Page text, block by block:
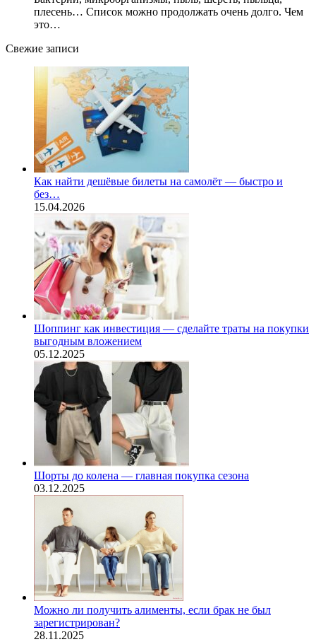
плесень… Список можно продолжать очень долго. Чем
это…
Свежие записи
Как найти дешёвые билеты на самолёт — быстро и
без…
15.04.2026
Шоппинг как инвестиция — сделайте траты на покупки
выгодным вложением
05.12.2025
Шорты до колена — главная покупка сезона
03.12.2025
Можно ли получить алименты, если брак не был
зарегистрирован?
28.11.2025